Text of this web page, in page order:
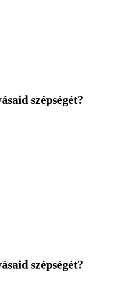
szépségét?
szépségét?